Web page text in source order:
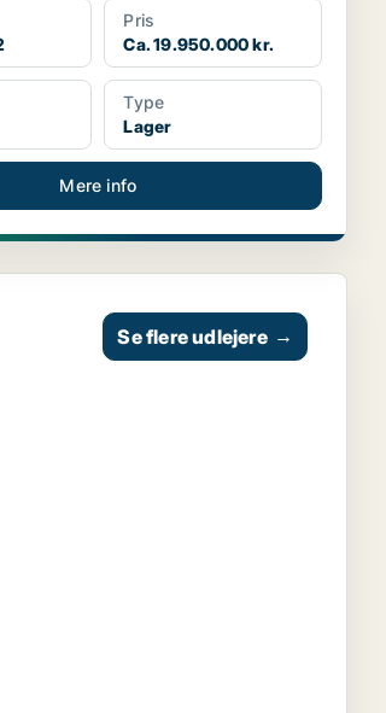
Pris
Ca. 19.950.000 kr.
Type
Lager
Mere info
Se flere udlejere →